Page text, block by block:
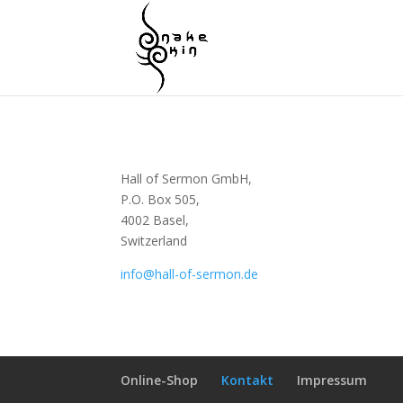
Hall of Sermon GmbH,
P.O. Box 505,
4002 Basel,
Switzerland
info@hall-of-sermon.de
Online-Shop Kontakt Impressum